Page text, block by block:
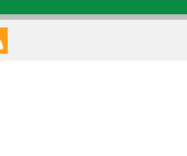
chuỗi giá trị dầu khí và